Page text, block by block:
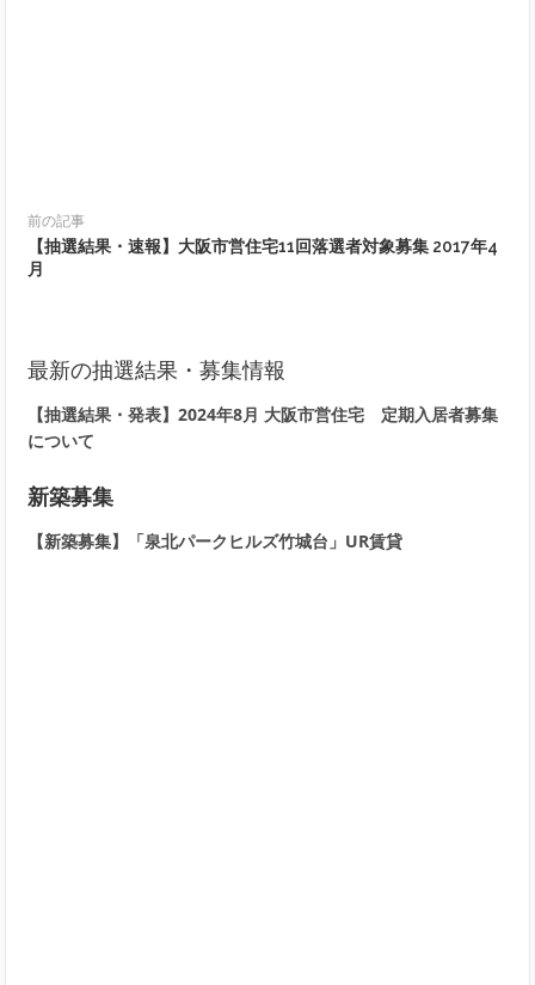
前の記事
【抽選結果・速報】大阪市営住宅11回落選者対象募集 2017年4
月
最新の抽選結果・募集情報
【抽選結果・発表】2024年8月 大阪市営住宅 定期入居者募集
について
新築募集
【新築募集】「泉北パークヒルズ竹城台」UR賃貸